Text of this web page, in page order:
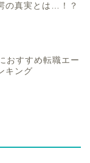
の真実とは…！？
おすすめ転職エー
キング